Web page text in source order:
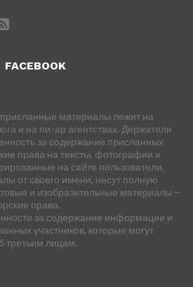
FACEBOOK
присланные материалы лежит на
и на пи-ар агентствах. Держатели
за содержание присланных
права на тексты, фотографии и
на сайте пользователи,
от своего имени, несут полную
и изобразительные материалы –
права.
за содержание информации и
участников, которые могут
третьим лицам.